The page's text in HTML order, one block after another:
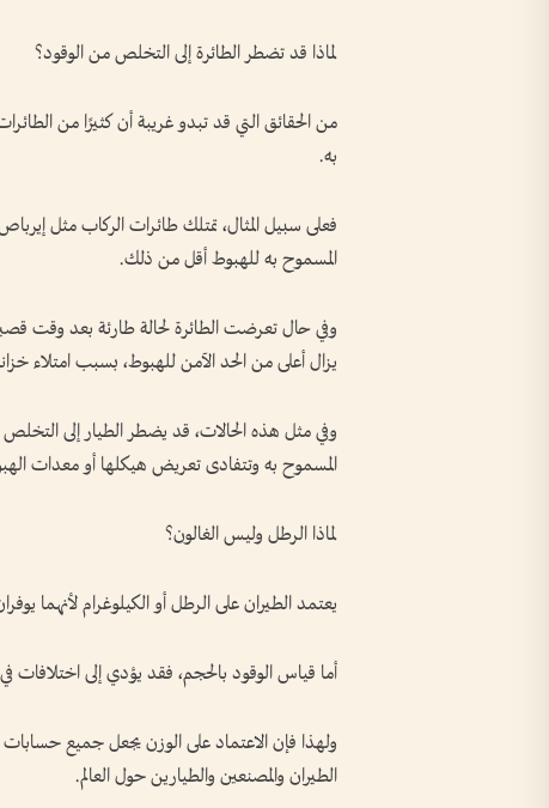
لماذا قد تضطر الطائرة إلى التخلص من الوقود؟
من الحقائق التي قد تبدو غريبة أن كثيرًا من
به.
المسموح به للهبوط أقل من ذلك.
وفي حال تعرضت الطائرة لحالة طارئة بعد وقت
يزال أعلى من الحد الآمن للهبوط، بسبب امتلاء
وفي مثل هذه الحالات، قد يضطر الطيار إلى
المسموح به وتتفادى تعريض هيكلها أو معدات
لماذا الرطل وليس الغالون؟
يعتمد الطيران على الرطل أو الكيلوغرام لأنهما
أما قياس الوقود بالحجم، فقد يؤدي إلى اختلافات
ولهذا فإن الاعتماد على الوزن يجعل جميع حسابات
الطيران والمصنعين والطيارين حول العالم.